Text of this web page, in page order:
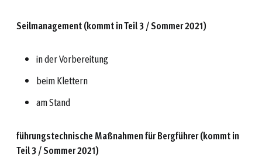
Seilmanagement (kommt in Teil 3 / Sommer 2021)
in der Vorbereitung
beim Klettern
am Stand
führungstechnische Maßnahmen für Bergführer (kommt in
Teil 3 / Sommer 2021)